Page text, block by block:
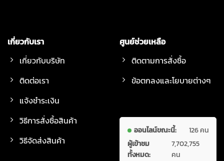
เกี่ยวกับเรา
เกี่ยวกับบริษัท
ติดต่อเรา
แจ้งชำระเงิน
วิธีการสั่งซื้อสินค้า
วิธีจัดส่งสินค้า
ศูนย์ช่วยเหลือ
ติดตามการสั่งซื้อ
ข้อตกลงและโยบายต่างๆ
ออนไลน์ขณะนี้:
126 คน
ผู้เข้าชม
ทั้งหมด:
7,702,755
คน